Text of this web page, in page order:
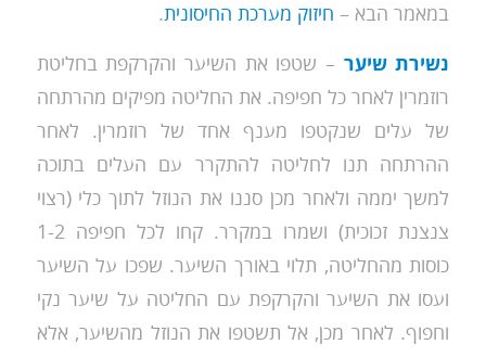
במאמר הבא – חיזוק מערכת החיסונית.
נשירת שיער – שטפו את השיער והקרקפת בחליטת
רוזמרין לאחר כל חפיפה. את החליטה מפיקים מהרתחה
של עלים שנקטפו מענף אחד של רוזמרין. לאחר
ההרתחה תנו לחליטה להתקרר עם העלים בתוכה
למשך יממה ולאחר מכן סננו את הנוזל לתוך כלי (רצוי
צנצנת זכוכית) ושמרו במקרר. קחו לכל חפיפה 1-2
כוסות מהחליטה, תלוי באורך השיער. שפכו על השיער
ועסו את השיער והקרקפת עם החליטה על שיער נקי
וחפוף. לאחר מכן, אל תשטפו את הנוזל מהשיער, אלא